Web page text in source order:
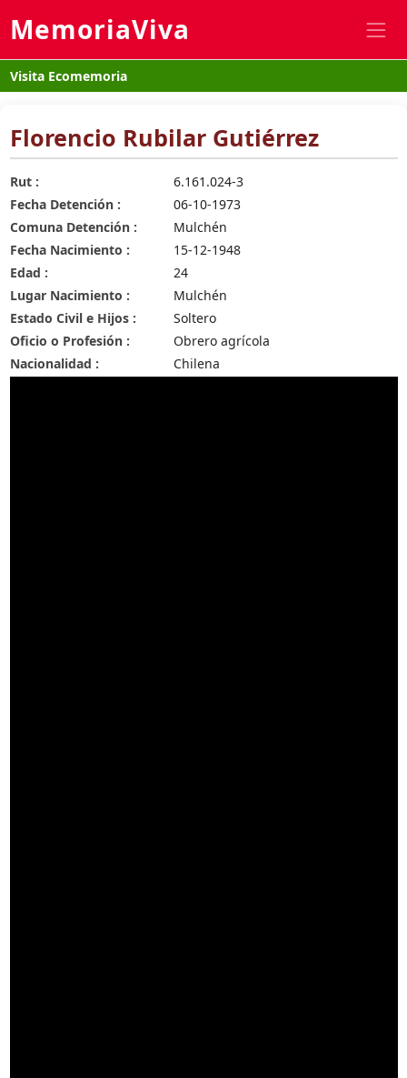
MemoriaViva
Visita Ecomemoria
Florencio Rubilar Gutiérrez
Rut :
6.161.024-3
Fecha Detención :
06-10-1973
Comuna Detención :
Mulchén
Fecha Nacimiento :
15-12-1948
Edad :
24
Lugar Nacimiento :
Mulchén
Estado Civil e Hijos :
Soltero
Oficio o Profesión :
Obrero agrícola
Nacionalidad :
Chilena